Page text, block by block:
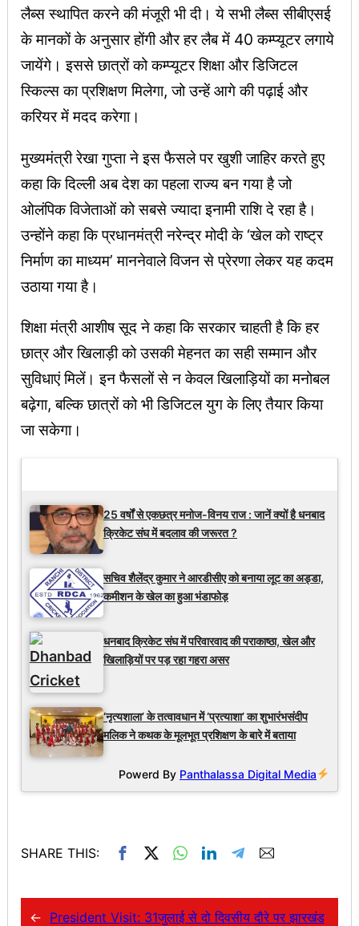
लैब्स स्थापित करने की मंजूरी भी दी। ये सभी लैब्स सीबीएसई
के मानकों के अनुसार होंगी और हर लैब में 40 कम्प्यूटर लगाये
जायेंगे। इससे छात्रों को कम्प्यूटर शिक्षा और डिजिटल
स्किल्स का प्रशिक्षण मिलेगा, जो उन्हें आगे की पढ़ाई और
करियर में मदद करेगा।
मुख्यमंत्री रेखा गुप्ता ने इस फैसले पर खुशी जाहिर करते हुए
कहा कि दिल्ली अब देश का पहला राज्य बन गया है जो
ओलंपिक विजेताओं को सबसे ज्यादा इनामी राशि दे रहा है।
उन्होंने कहा कि प्रधानमंत्री नरेन्द्र मोदी के ‘खेल को राष्ट्र
निर्माण का माध्यम’ माननेवाले विजन से प्रेरणा लेकर यह कदम
उठाया गया है।
शिक्षा मंत्री आशीष सूद ने कहा कि सरकार चाहती है कि हर
छात्र और खिलाड़ी को उसकी मेहनत का सही सम्मान और
सुविधाएं मिलें। इन फैसलों से न केवल खिलाड़ियों का मनोबल
बढ़ेगा, बल्कि छात्रों को भी डिजिटल युग के लिए तैयार किया
जा सकेगा।
25 वर्षों से एकछत्र मनोज-विनय राज : जानें क्यों है धनबाद
क्रिकेट संघ में बदलाव की जरूरत ?
सचिव शैलेंद्र कुमार ने आरडीसीए को बनाया लूट का अड्डा,
कमीशन के खेल का हुआ भंडाफोड़
धनबाद क्रिकेट संघ में परिवारवाद की पराकाष्ठा, खेल और
खिलाड़ियों पर पड़ रहा गहरा असर
‘नृत्यशाला’ के तत्वावधान में ‘प्रत्याशा’ का शुभारंभसंदीप
मलिक ने कथक के मूलभूत प्रशिक्षण के बारे में बताया
Powerd By Panthalassa Digital Media
SHARE THIS:
← President Visit: 31जुलाई से दो दिवसीय दौरे पर झारखंड